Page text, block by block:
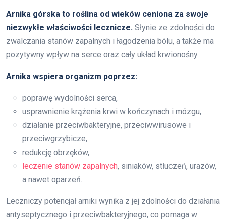
Arnika górska to roślina od wieków ceniona za swoje
niezwykłe właściwości lecznicze. Słynie ze zdolności do
zwalczania stanów zapalnych i łagodzenia bólu, a także ma
pozytywny wpływ na serce oraz cały układ krwionośny.
Arnika wspiera organizm poprzez:
poprawę wydolności serca,
usprawnienie krążenia krwi w kończynach i mózgu,
działanie przeciwbakteryjne, przeciwwirusowe i
przeciwgrzybicze,
redukcję obrzęków,
leczenie stanów zapalnych, siniaków, stłuczeń, urazów,
a nawet oparzeń.
Leczniczy potencjał arniki wynika z jej zdolności do działania
antyseptycznego i przeciwbakteryjnego, co pomaga w